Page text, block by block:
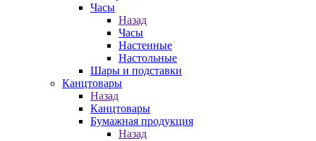
Часы
Назад
Часы
Настенные
Настольные
Шары и подставки
Канцтовары
Назад
Канцтовары
Бумажная продукция
Назад